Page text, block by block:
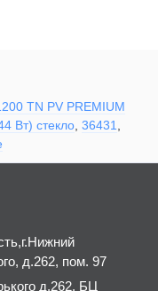
TN PV PREMIUM
Вт) стекло, 36431
д.262, пом. 97
д.262. БЦ